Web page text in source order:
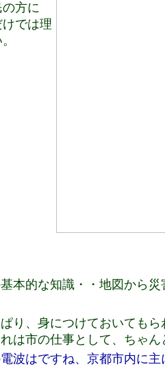
方に
では理
本的な知識・・地図から
り、身につけておいても
は市の仕事として、ちゃ
波はですね、京都市内に